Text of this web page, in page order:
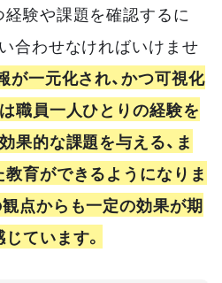
験や課題を確認するに
合わせなければいけませ
が一元化され、かつ可視化
職員一人ひとりの経験を
果的な課題を与える、ま
育ができるようになりま
点からも一定の効果が期
ています。